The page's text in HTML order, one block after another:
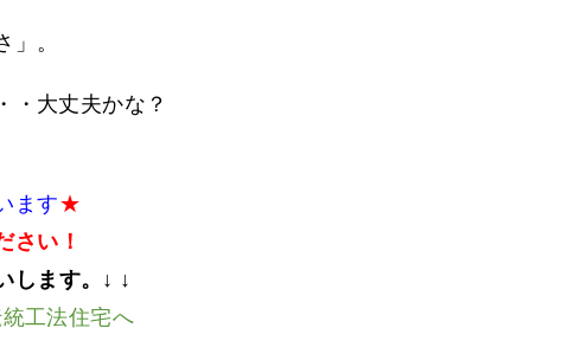
」。
・大丈夫かな？
ます★
さい！
します。 ↓ ↓